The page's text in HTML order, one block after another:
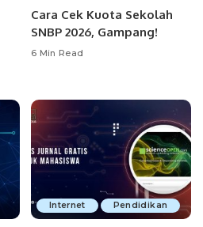
Cara Cek Kuota Sekolah
SNBP 2026, Gampang!
6 Min Read
Internet Pendidikan